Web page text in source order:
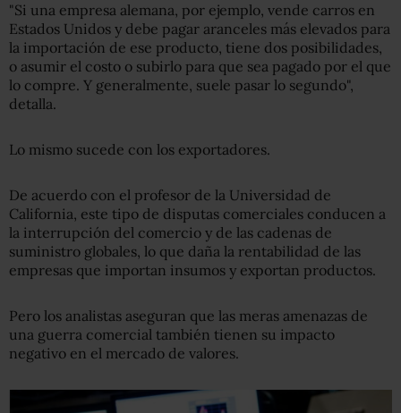
"Si una empresa alemana, por ejemplo, vende carros en
Estados Unidos y debe pagar aranceles más elevados para
la importación de ese producto, tiene dos posibilidades,
o asumir el costo o subirlo para que sea pagado por el que
lo compre. Y generalmente, suele pasar lo segundo",
detalla.
Lo mismo sucede con los exportadores.
De acuerdo con el profesor de la Universidad de
California, este tipo de disputas comerciales conducen a
la interrupción del comercio y de las cadenas de
suministro globales, lo que daña la rentabilidad de las
empresas que importan insumos y exportan productos.
Pero los analistas aseguran que las meras amenazas de
una guerra comercial también tienen su impacto
negativo en el mercado de valores.